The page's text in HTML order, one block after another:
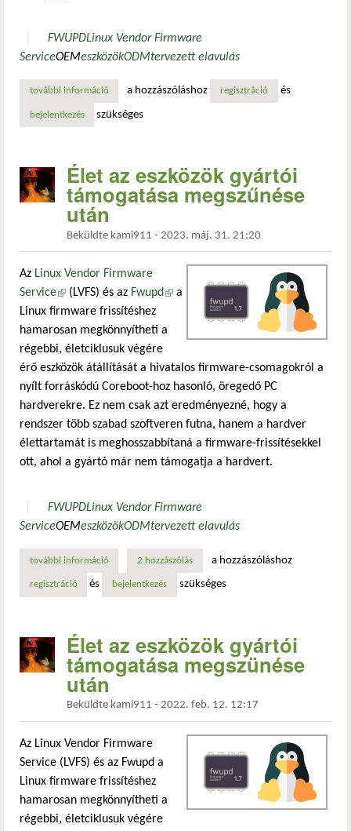
FWUPDLinux Vendor Firmware
ServiceOEMeszközökODMtervezett elavulás
további információtervezett avulás vagy csak rohan az élet előre?
a hozzászóláshoz regisztráció és
bejelentkezés szükséges
Élet az eszközök gyártói
támogatása megszűnése
után
Beküldte kami911 - 2023. máj. 31. 21:20
Az Linux Vendor Firmware
Service(külső hivatkozás)
(LVFS) és az Fwupd(külső hivatkozás)
a
Linux firmware frissítéshez
hamarosan megkönnyítheti a
régebbi, életciklusuk végére
érő eszközök átállítását a hivatalos firmware-csomagokról a
nyílt forráskódú Coreboot-hoz hasonló, öregedő PC
hardverekre. Ez nem csak azt eredményezné, hogy a
rendszer több szabad szoftveren futna, hanem a hardver
élettartamát is meghosszabbítaná a firmware-frissítésekkel
ott, ahol a gyártó már nem támogatja a hardvert.
FWUPDLinux Vendor Firmware
ServiceOEMeszközökODMtervezett elavulás
további információélet az eszközök gyártói támogatása megszűnése után
2 hozzászólás a hozzászóláshoz
regisztráció és bejelentkezés szükséges
Élet az eszközök gyártói
támogatása megszünése
után
Beküldte kami911 - 2022. feb. 12. 12:17
Az Linux Vendor Firmware
Service (LVFS) és az Fwupd a
Linux firmware frissítéshez
hamarosan megkönnyítheti a
régebbi, életciklusuk végére